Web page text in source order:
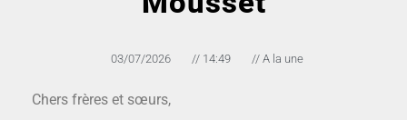
03/07/2026 // 14:49 // A la une
Chers frères et sœurs,